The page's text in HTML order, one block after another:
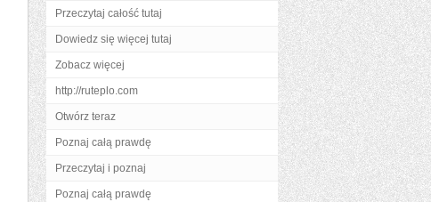
Przeczytaj całość tutaj
Dowiedz się więcej tutaj
Zobacz więcej
http://ruteplo.com
Otwórz teraz
Poznaj całą prawdę
Przeczytaj i poznaj
Poznaj całą prawdę